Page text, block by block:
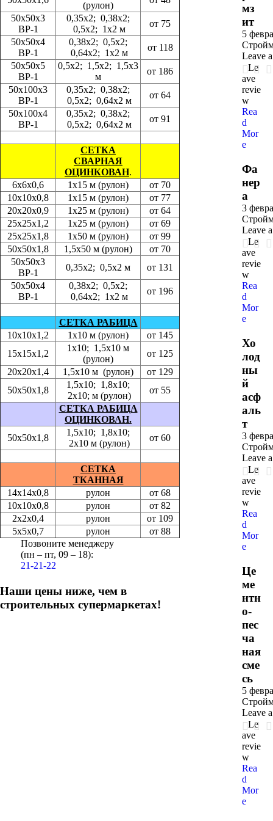
(рулон)
50х50х3
ВР-1
0,35х2; 0,38х2;
0,5х2; 1х2 м
от 75
50х50х4
ВР-1
0,38х2; 0,5х2;
0,64х2; 1х2 м
от 118
50х50х5
ВР-1
0,5х2; 1,5х2; 1,5х3
м
от 186
50х100х3
ВР-1
0,35х2; 0,38х2;
0,5х2; 0,64х2 м
от 64
50х100х4
ВР-1
0,35х2; 0,38х2;
0,5х2; 0,64х2 м
от 91
СЕТКА
СВАРНАЯ
ОЦИНКОВАН.
6х6х0,6
1х15 м (рулон)
от 70
10х10х0,8
1х15 м (рулон)
от 77
20х20х0,9
1х25 м (рулон)
от 64
25х25х1,2
1х25 м (рулон)
от 69
25х25х1,8
1х50 м (рулон)
от 99
50х50х1,8
1,5х50 м (рулон)
от 70
50х50х3
ВР-1
0,35х2; 0,5х2 м
от 131
50х50х4
ВР-1
0,38х2; 0,5х2;
0,64х2; 1х2 м
от 196
СЕТКА РАБИЦА
10х10х1,2
1х10 м (рулон)
от 145
15х15х1,2
1х10; 1,5х10 м
(рулон)
от 125
20х20х1,4
1,5х10 м (рулон)
от 129
50х50х1,8
1,5х10; 1,8х10;
2х10; м (рулон)
от 55
СЕТКА РАБИЦА
ОЦИНКОВАН.
50х50х1,8
1,5х10; 1,8х10;
2х10 м (рулон)
от 60
СЕТКА
ТКАННАЯ
14х14х0,8
рулон
от 68
10х10х0,8
рулон
от 82
2х2х0,4
рулон
от 109
5х5х0,7
рулон
от 88
Позвоните менеджеру
(пн – пт, 09 – 18):
21-21-22
Наши цены ниже, чем в
строительных супермаркетах!
мз
ит
5
Leave
Le
ave
revie
w
Rea
d
Mor
e
Фа
нер
а
3
Leave
Le
ave
revie
w
Rea
d
Mor
e
Хо
лод
ны
й
асф
аль
т
3
Leave
Le
ave
revie
w
Rea
d
Mor
e
Це
ме
нтн
о-
пес
ча
ная
сме
сь
5
Leave
Le
ave
revie
w
Rea
d
Mor
e